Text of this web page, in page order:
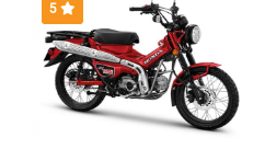
5